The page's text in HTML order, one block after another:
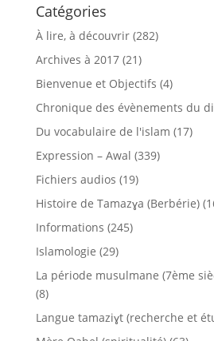
Catégories
À lire, à découvrir(282)
Archives à 2017(21)
Bienvenue et Objectifs (4)
Chronique des évènements du
Du vocabulaire de l'islam (17)
Expression – Awal (339)
Fichiers audios (19)
Histoire de Tamazɣa (Berbérie)
Informations (245)
Islamologie (29)
La période musulmane (7ème
(8)
Langue tamaziɣt (recherche et